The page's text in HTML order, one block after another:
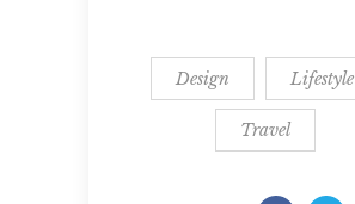
Design Lifestyle
Travel